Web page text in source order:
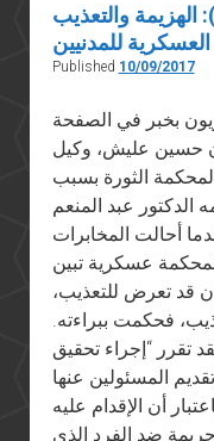
يونيو المستمرة (١١): الهزيمة والتعذيب
للمدنيين
Published 10/09/2017
صُدم المصريون بخبر في الصفحة
إن حسين عليش، وكيل
لمحكمة الثورة بسبب
الدكتور عبد المنعم
أحالت المخابرات
عسكرية تبين
قد تعرض للتعذيب،
فحكمت ببراءته.
تقرر “إجراء تحقيق
المسئولين عنها
أن الإقدام عليه
ضد الفرد الذي